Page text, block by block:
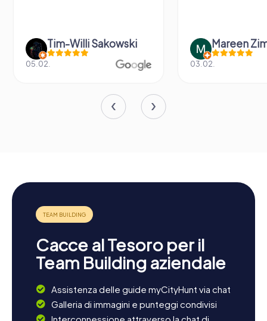
Tim-Willi Sakowski
05.02.
Mareen
03.02.
Cacce al Tesoro per il
Team Building aziendale
Assistenza delle guide myCityHunt via chat
Galleria di immagini e punteggi condivisi